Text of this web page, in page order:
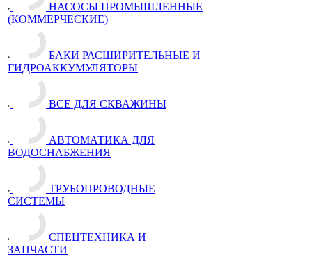
НАСОСЫ ПРОМЫШЛЕННЫЕ
(КОММЕРЧЕСКИЕ)
БАКИ РАСШИРИТЕЛЬНЫЕ И
ГИДРОАККУМУЛЯТОРЫ
ВСЕ ДЛЯ СКВАЖИНЫ
АВТОМАТИКА ДЛЯ
ВОДОСНАБЖЕНИЯ
ТРУБОПРОВОДНЫЕ
СИСТЕМЫ
СПЕЦТЕХНИКА И
ЗАПЧАСТИ